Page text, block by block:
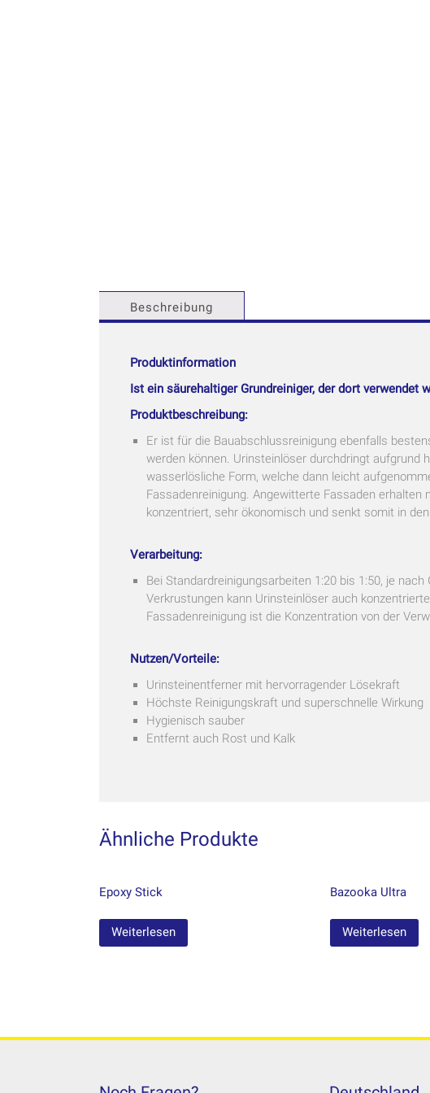
Beschreibung
Produktinformation
Ist ein säurehaltiger Grundreiniger, der dort verwendet
Produktbeschreibung:
Er ist für die Bauabschlussreinigung ebenfalls
werden können. Urinsteinlöser durchdringt aufgrund
wasserlösliche Form, welche dann leicht
Fassadenreinigung. Angewitterte Fassaden
konzentriert, sehr ökonomisch und senkt somit in
Verarbeitung:
Bei Standardreinigungsarbeiten 1:20 bis 1:50, je
Verkrustungen kann Urinsteinlöser auch
Fassadenreinigung ist die Konzentration von der
Nutzen/Vorteile:
Urinsteinentferner mit hervorragender Lösekraft
Höchste Reinigungskraft und superschnelle Wirkung
Hygienisch sauber
Entfernt auch Rost und Kalk
Ähnliche Produkte
Epoxy Stick
Weiterlesen
Bazooka Ultra
Weiterlesen